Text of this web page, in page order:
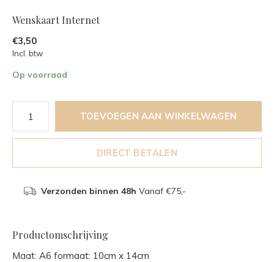
Wenskaart Internet
€3,50
Incl. btw
Op voorraad
TOEVOEGEN AAN WINKELWAGEN
DIRECT BETALEN
Verzonden binnen 48h Vanaf €75,-
Productomschrijving
Maat: A6 formaat: 10cm x 14cm